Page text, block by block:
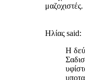
μαζοχιστές.
Ηλίας said:
Η